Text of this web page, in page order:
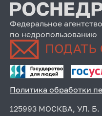
Федеральное агентство
по недропользованию
Политика обработки
125993 МОСКВА, УЛ.